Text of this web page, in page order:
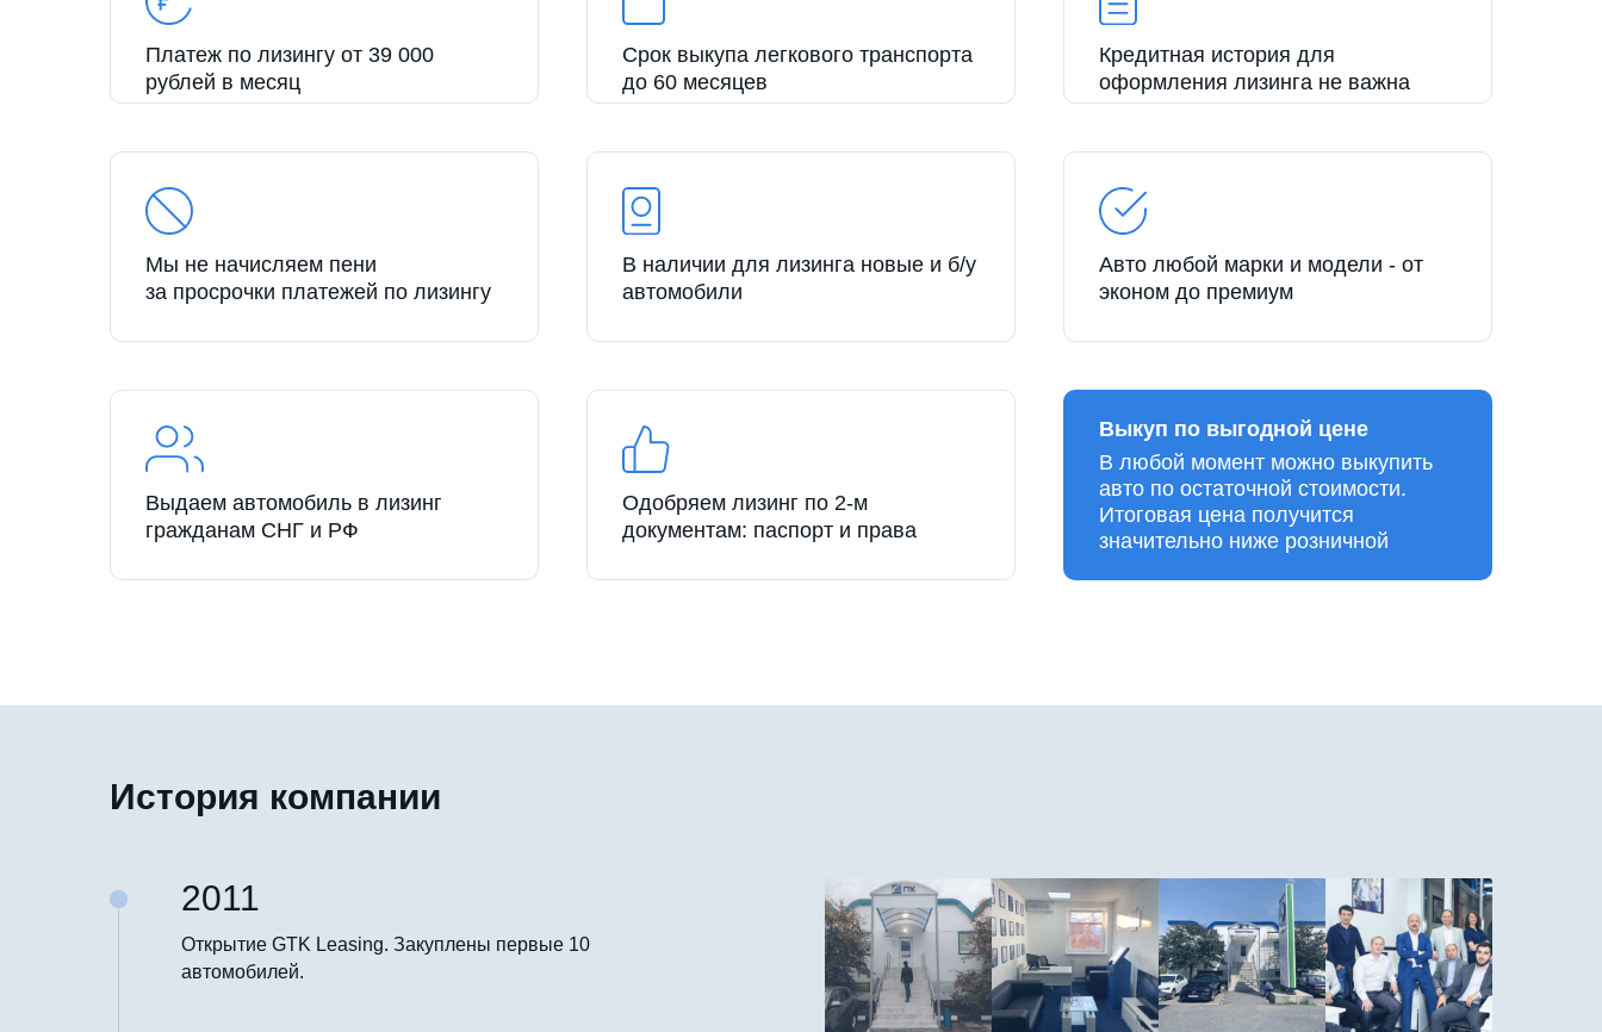
Платеж по лизингу от 39 000
рублей в месяц
Срок выкупа легкового транспорта
до 60 месяцев
Кредитная история для
оформления лизинга не важна
Мы не начисляем пени
за просрочки платежей по лизингу
В наличии для лизинга новые и б/у
автомобили
Авто любой марки и модели - от
эконом до премиум
Выдаем автомобиль в лизинг
гражданам СНГ и РФ
Одобряем лизинг по 2-м
документам: паспорт и права
В любой момент можно выкупить
авто по остаточной стоимости.
Итоговая цена получится
значительно ниже розничной
Выкуп по выгодной цене
История компании
2011
Открытие GTK Leasing. Закуплены первые 10
автомобилей.